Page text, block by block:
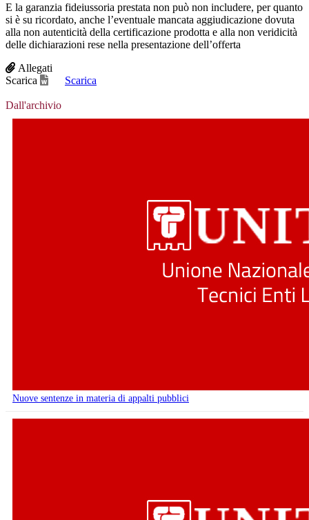
E la garanzia fideiussoria prestata non può non includere, per quanto
si è su ricordato, anche l’eventuale mancata aggiudicazione dovuta
alla non autenticità della certificazione prodotta e alla non veridicità
delle dichiarazioni rese nella presentazione dell’offerta
Allegati
Scarica
Scarica
Dall'archivio
Nuove sentenze in materia di appalti pubblici